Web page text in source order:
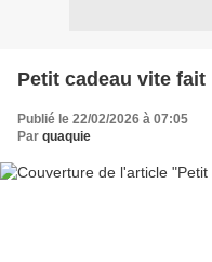
Petit cadeau vite fait
Publié le 22/02/2026 à 07:05
Par quaquie